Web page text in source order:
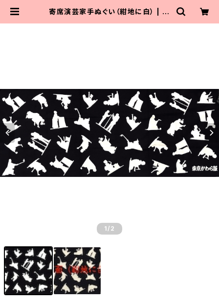
寄席演芸家手ぬぐい（紺地に白） | 東
1 /2